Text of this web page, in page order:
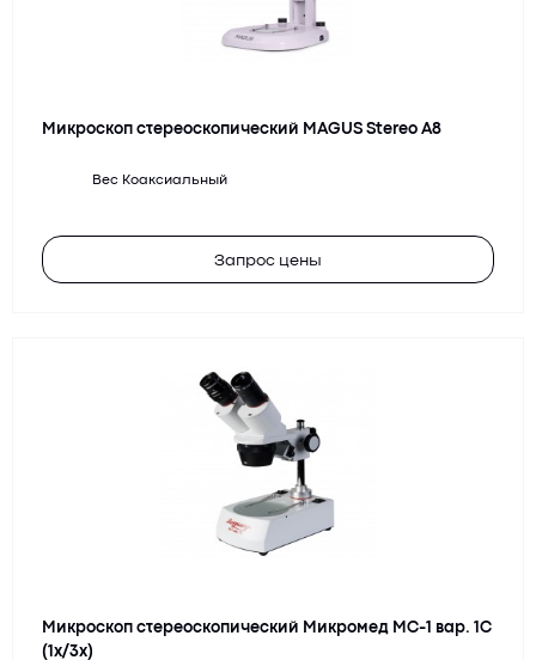
Микроскоп стереоскопический MAGUS Stereo A8
Вес Коаксиальный
Запрос цены
Микроскоп стереоскопический Микромед MC-1 вар. 1С
(1x/3x)